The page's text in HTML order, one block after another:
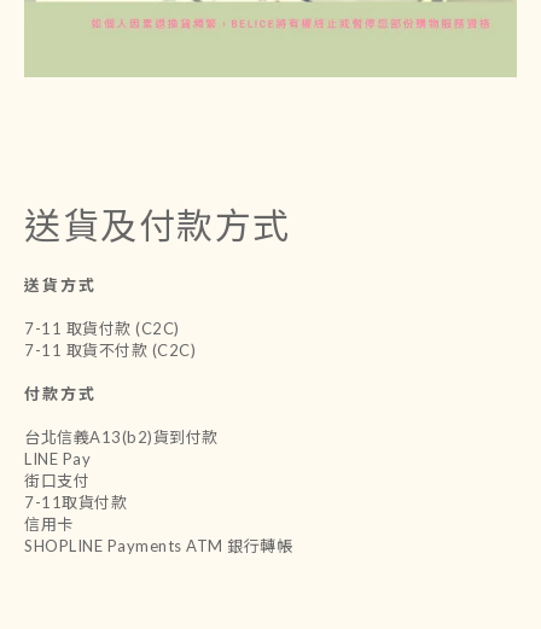
送貨及付款方式
送貨方式
7-11 取貨付款 (C2C)
7-11 取貨不付款 (C2C)
付款方式
台北信義A13(b2)貨到付款
LINE Pay
街口支付
7-11取貨付款
信用卡
SHOPLINE Payments ATM 銀行轉帳